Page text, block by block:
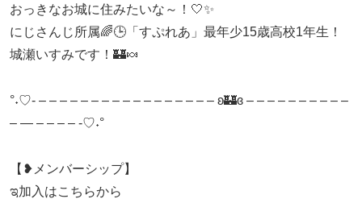
おっきなお城に住みたいな～！🤍✨
にじさんじ所属🌈🕒「すぷれあ」最年少15歳高校1年生！
城瀬いすみです！🏰🍬
°˖♡- – – – – – – – – – – – – – – – – – ʚ🏰ɞ – – – – – – – – – –
– — – – – – -♡˖°
【❥メンバーシップ】
ಇ加入はこちらから